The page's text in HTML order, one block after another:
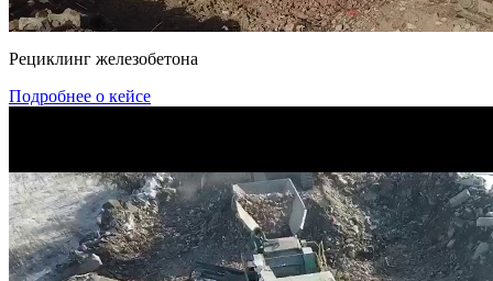
Рециклинг железобетона
Подробнее о кейсе